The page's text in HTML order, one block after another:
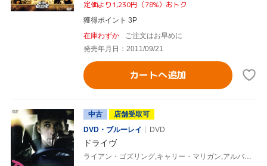
定価より1,230円（78%）おトク
獲得ポイント 3P
在庫わずか
ご注文はお早めに
発売年月日：2011/09/21
カートへ追加
中古
店舗受取可
DVD・ブルーレイ
DVD
ドライヴ
ライアン・ゴズリング,キャリー・マリガン,アルバート・ブルックス,ニコラス・ウィンディング・レフン(監督),ジェイムズ・サリス(原作),クリフ・マルティネス(音楽)